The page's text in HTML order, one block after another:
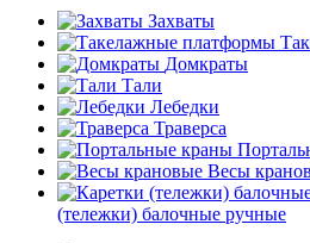
Захваты
Домкраты
Тали
Лебедки
Траверса
Весы
(тележки) балочные ручные